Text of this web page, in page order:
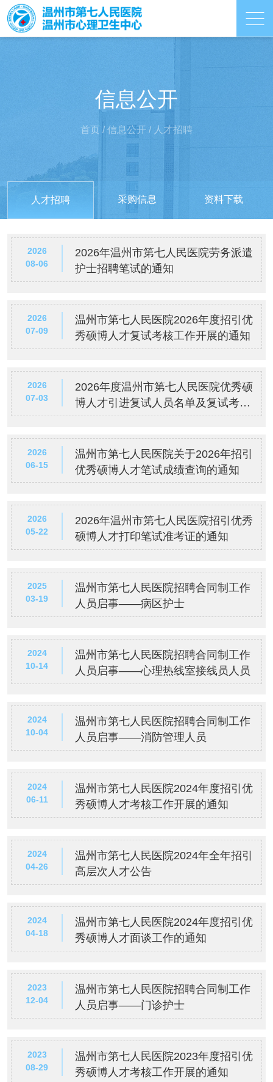
信息公开
首页 /信息公开 / 人才招聘
人才招聘 采购信息 资料下载
2026
08-06
2026年温州市第七人民医院劳务派遣
护士招聘笔试的通知
2026
07-09
温州市第七人民医院2026年度招引优
秀硕博人才复试考核工作开展的通知
2026
07-03
2026年度温州市第七人民医院优秀硕
博人才引进复试人员名单及复试考核
方案公示
2026
06-15
温州市第七人民医院关于2026年招引
优秀硕博人才笔试成绩查询的通知
2026
05-22
2026年温州市第七人民医院招引优秀
硕博人才打印笔试准考证的通知
2025
03-19
温州市第七人民医院招聘合同制工作
人员启事——病区护士
2024
10-14
温州市第七人民医院招聘合同制工作
人员启事——心理热线室接线员人员
2024
10-04
温州市第七人民医院招聘合同制工作
人员启事——消防管理人员
2024
06-11
温州市第七人民医院2024年度招引优
秀硕博人才考核工作开展的通知
2024
04-26
温州市第七人民医院2024年全年招引
高层次人才公告
2024
04-18
温州市第七人民医院2024年度招引优
秀硕博人才面谈工作的通知
2023
12-04
温州市第七人民医院招聘合同制工作
人员启事——门诊护士
2023
08-29
温州市第七人民医院2023年度招引优
秀硕博人才考核工作开展的通知